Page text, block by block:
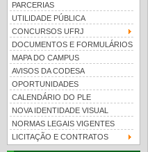
PARCERIAS
UTILIDADE PÚBLICA
CONCURSOS UFRJ
DOCUMENTOS E FORMULÁRIOS
MAPA DO CAMPUS
AVISOS DA CODESA
OPORTUNIDADES
CALENDÁRIO DO PLE
NOVA IDENTIDADE VISUAL
NORMAS LEGAIS VIGENTES
LICITAÇÃO E CONTRATOS
UFRJ 100 anos